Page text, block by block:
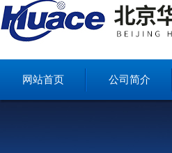
网站首页 公司简介